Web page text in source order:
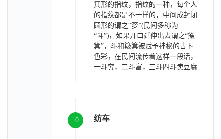
箕形的指纹，指纹的一种，每个人
的指纹都是不一样的，中间成封闭
圆形的谓之“箩”(民间多称为
“斗”)，如果开口延伸出去谓之“簸
箕”，斗和簸箕被赋予神秘的占卜
色彩，在民间流传着这样一段话，
一斗穷，二斗富，三斗四斗卖豆腐
10 纺车